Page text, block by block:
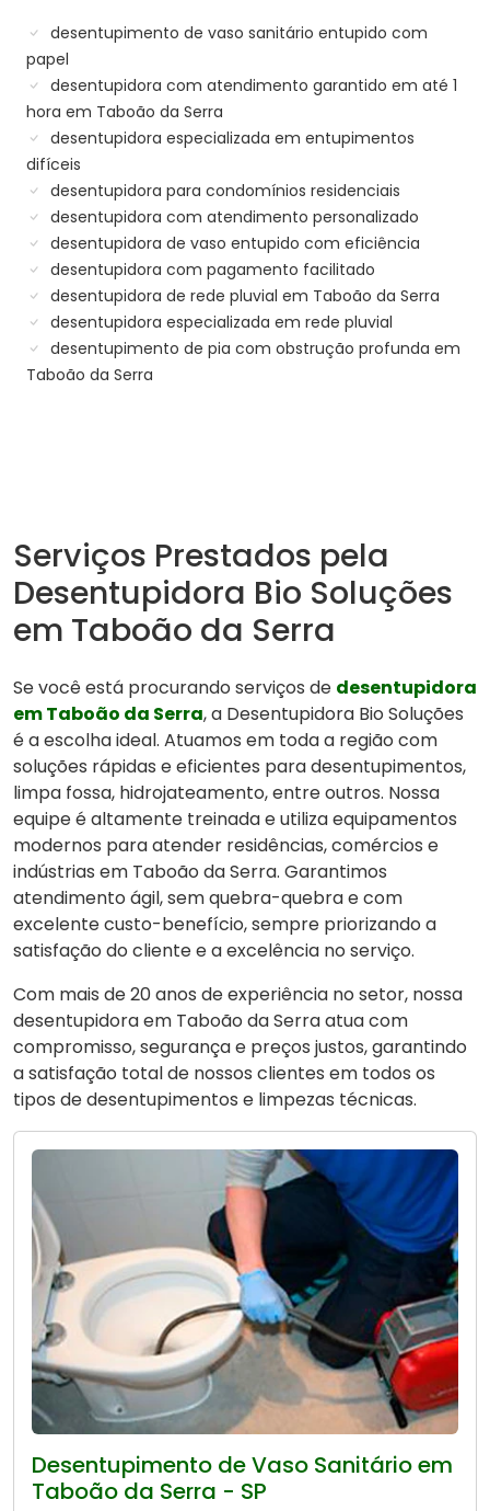
desentupimento de vaso sanitário entupido com
papel
desentupidora com atendimento garantido em até 1
hora em Taboão da Serra
desentupidora especializada em entupimentos
difíceis
desentupidora para condomínios residenciais
desentupidora com atendimento personalizado
desentupidora de vaso entupido com eficiência
desentupidora com pagamento facilitado
desentupidora de rede pluvial em Taboão da Serra
desentupidora especializada em rede pluvial
desentupimento de pia com obstrução profunda em
Taboão da Serra
Serviços Prestados pela
Desentupidora Bio Soluções
em Taboão da Serra
Se você está procurando serviços de desentupidora
em Taboão da Serra, a Desentupidora Bio Soluções
é a escolha ideal. Atuamos em toda a região com
soluções rápidas e eficientes para desentupimentos,
limpa fossa, hidrojateamento, entre outros. Nossa
equipe é altamente treinada e utiliza equipamentos
modernos para atender residências, comércios e
indústrias em Taboão da Serra. Garantimos
atendimento ágil, sem quebra-quebra e com
excelente custo-benefício, sempre priorizando a
satisfação do cliente e a excelência no serviço.
Com mais de 20 anos de experiência no setor, nossa
desentupidora em Taboão da Serra atua com
compromisso, segurança e preços justos, garantindo
a satisfação total de nossos clientes em todos os
tipos de desentupimentos e limpezas técnicas.
Desentupimento de Vaso Sanitário em
Taboão da Serra - SP